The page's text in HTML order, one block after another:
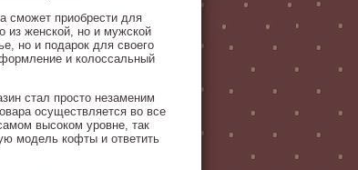
сможет приобрести для
из женской, но и мужской
но и подарок для своего
и колоссальный
стал просто незаменим
осуществляется во все
высоком уровне, так
модель кофты и ответить